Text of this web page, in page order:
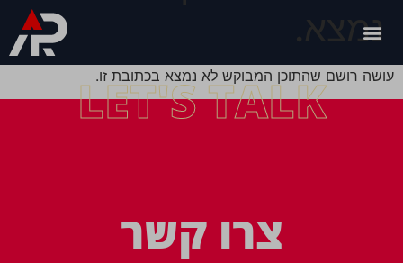
נמצא.
עושה רושם שהתוכן המבוקש לא נמצא בכתובת זו.
LET'S TALK
צרו קשר